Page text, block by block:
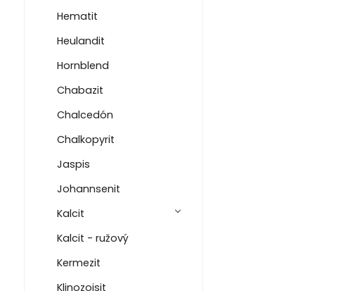
Hematit
Heulandit
Hornblend
Chabazit
Chalcedón
Chalkopyrit
Jaspis
Johannsenit
Kalcit
Kalcit - ružový
Kermezit
Klinozoisit